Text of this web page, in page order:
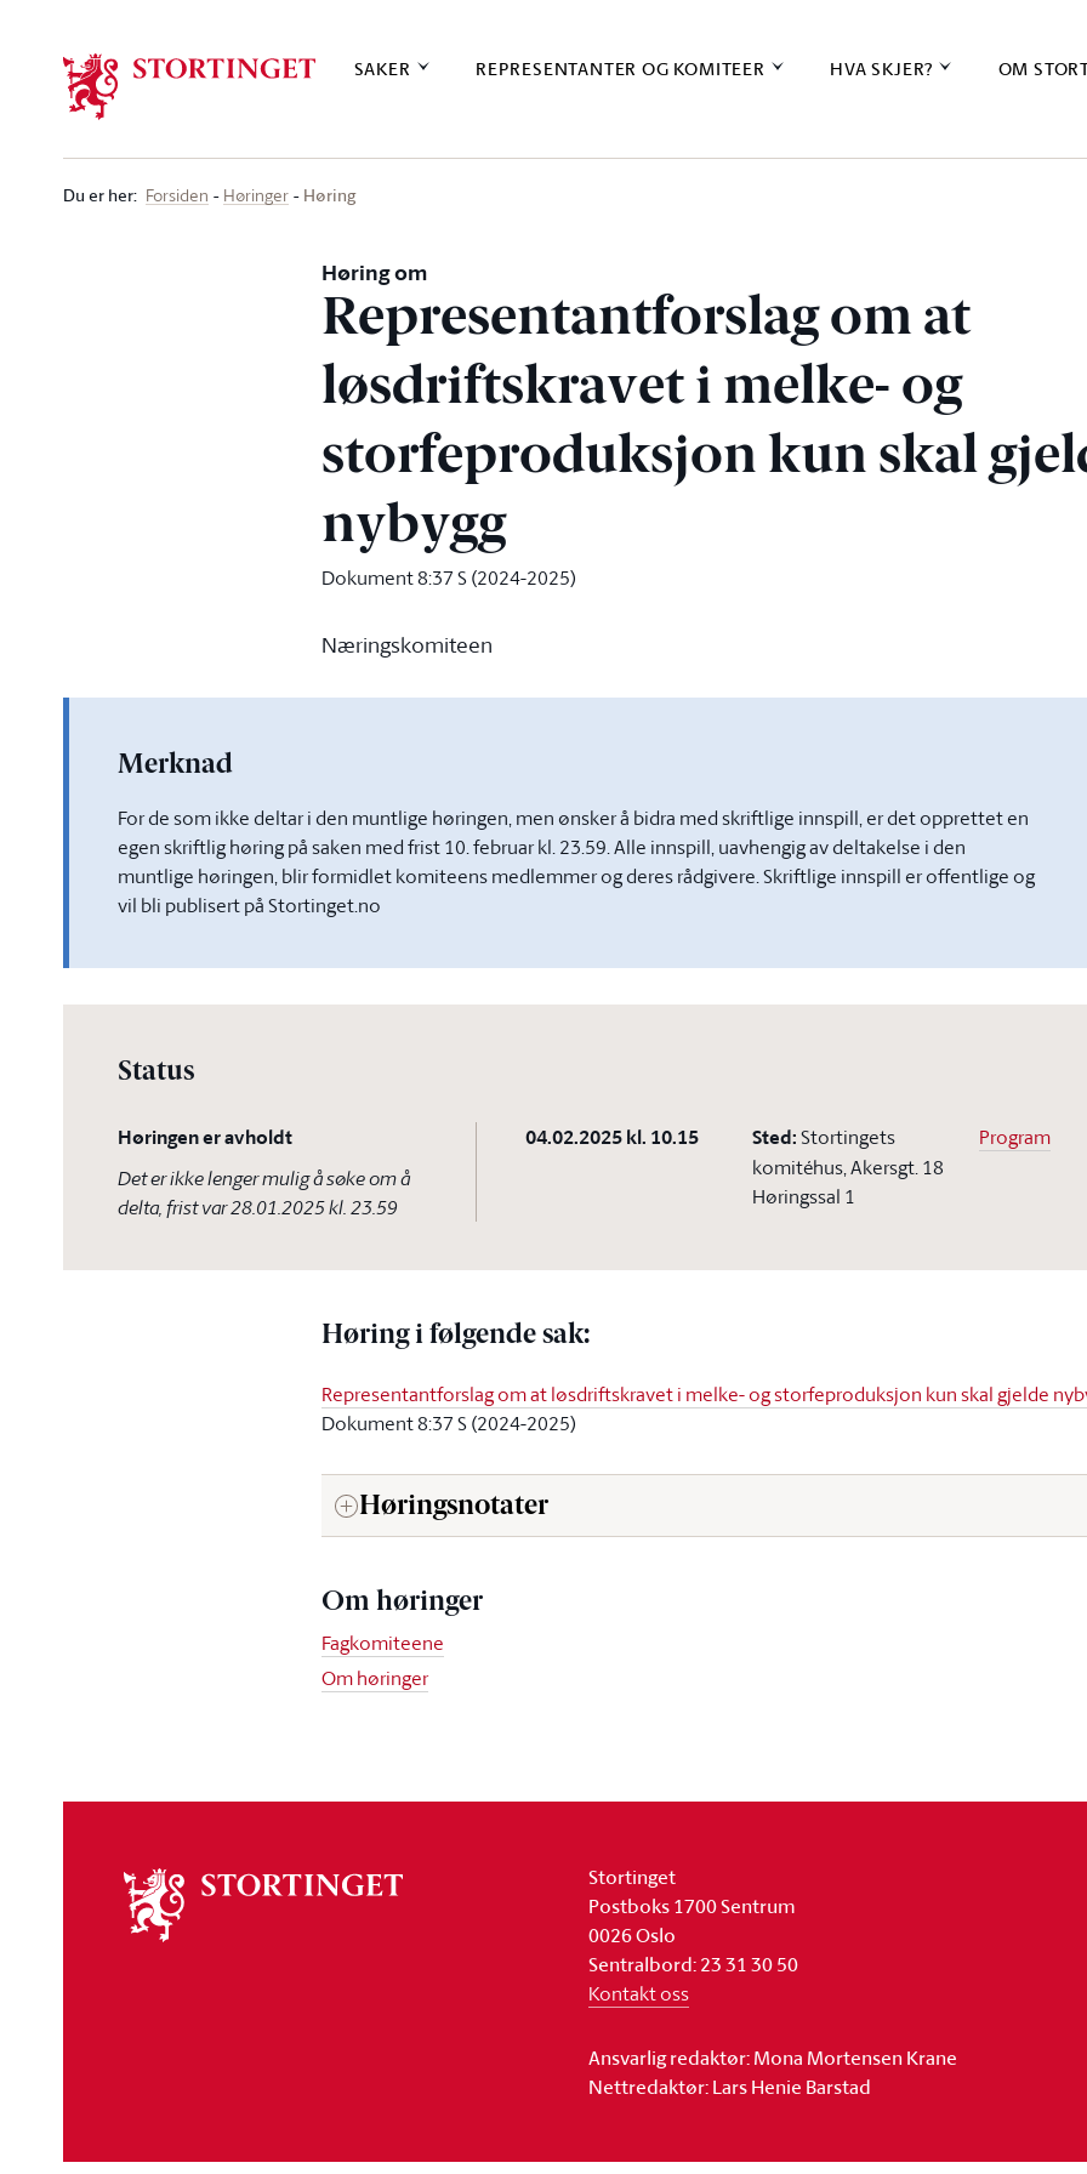
SAKER REPRESENTANTER OG KOMITEER HVA SKJER? OM
Du er her: Forsiden Høringer Høring
Høring om
Representantforslag om at
løsdriftskravet i melke- og
storfeproduksjon kun skal
nybygg
Dokument 8:37 S (2024-2025)
Næringskomiteen
Merknad
For de som ikke deltar i den muntlige høringen, men ønsker å bidra med skriftlige innspill, er det opprettet en
egen skriftlig høring på saken med frist 10. februar kl. 23.59. Alle innspill, uavhengig av deltakelse i den
muntlige høringen, blir formidlet komiteens medlemmer og deres rådgivere. Skriftlige innspill er offentlige og
vil bli publisert på Stortinget.no
Status
Høringen er avholdt
Det er ikke lenger mulig å søke om å
delta, frist var28.01.2025 kl. 23.59
04.02.2025 kl. 10.15 Sted:Stortingets
komitéhus,Akersgt. 18
Høringssal 1
Program
Høring i følgende sak:
Representantforslag om at løsdriftskravet i melke- og storfeproduksjon kun skal gjelde
Dokument 8:37 S (2024-2025)
Høringsnotater
Om høringer
Fagkomiteene
Om høringer
stortinget
Stortinget
Postboks 1700 Sentrum
0026 Oslo
Sentralbord: 23 31 30 50
Kontakt oss
Ansvarlig redaktør: Mona Mortensen Krane
Nettredaktør: Lars Henie Barstad